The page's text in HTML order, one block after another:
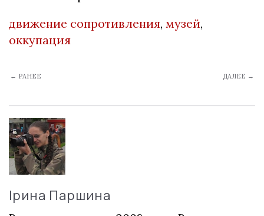
движение сопротивления, музей,
оккупация
← РАНЕЕ ДАЛЕЕ →
Ірина Паршина